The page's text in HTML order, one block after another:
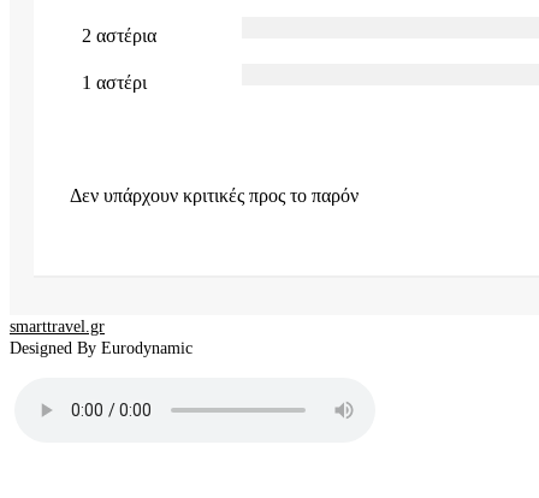
2 αστέρια
1 αστέρι
Δεν υπάρχουν κριτικές προς το παρόν
smarttravel.gr
Designed By Eurodynamic